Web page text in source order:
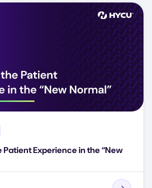
Experience in the “New